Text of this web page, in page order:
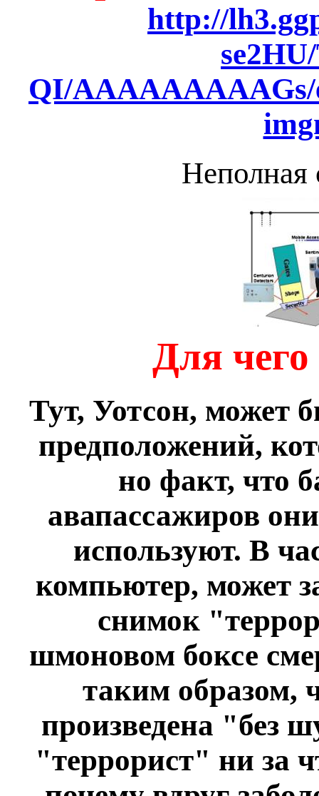
http://
QI/AAAAAAAAAGs/
Неполная
Для
Тут, Уотсон, может
предположений,
но факт, что
авапассажиров
используют. В
компьютер, может
снимок
шмоновом боксе
таким образом,
произведена "без
"террорист" ни за